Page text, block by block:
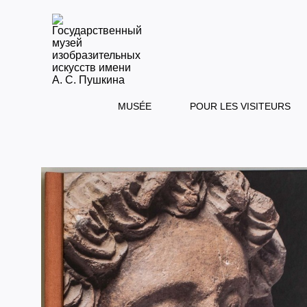
MUSÉE POUR LES VISITEURS